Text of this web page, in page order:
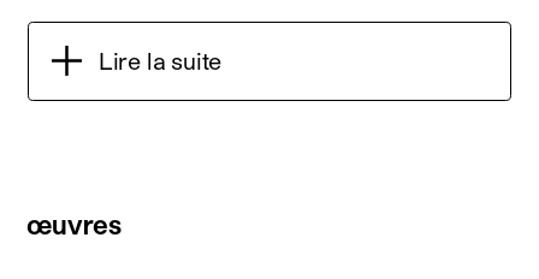
Lire la suite
œuvres